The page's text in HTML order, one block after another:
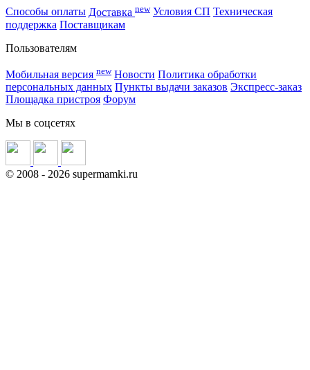
Способы оплаты Доставка new Условия СП Техническая
поддержка Поставщикам
Пользователям
Мобильная версия new Новости Политика обработки
персональных данных Пункты выдачи заказов Экспресс-заказ
Площадка пристроя Форум
Мы в соцсетях
© 2008 - 2026 supermamki.ru